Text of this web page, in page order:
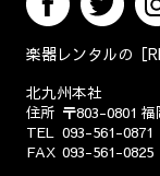
楽器レンタルの［
北九州本社
住所 〒803-0801 福
TEL 093-561-0871
FAX 093-561-0825